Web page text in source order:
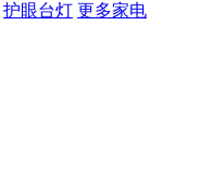
护眼台灯 更多家电